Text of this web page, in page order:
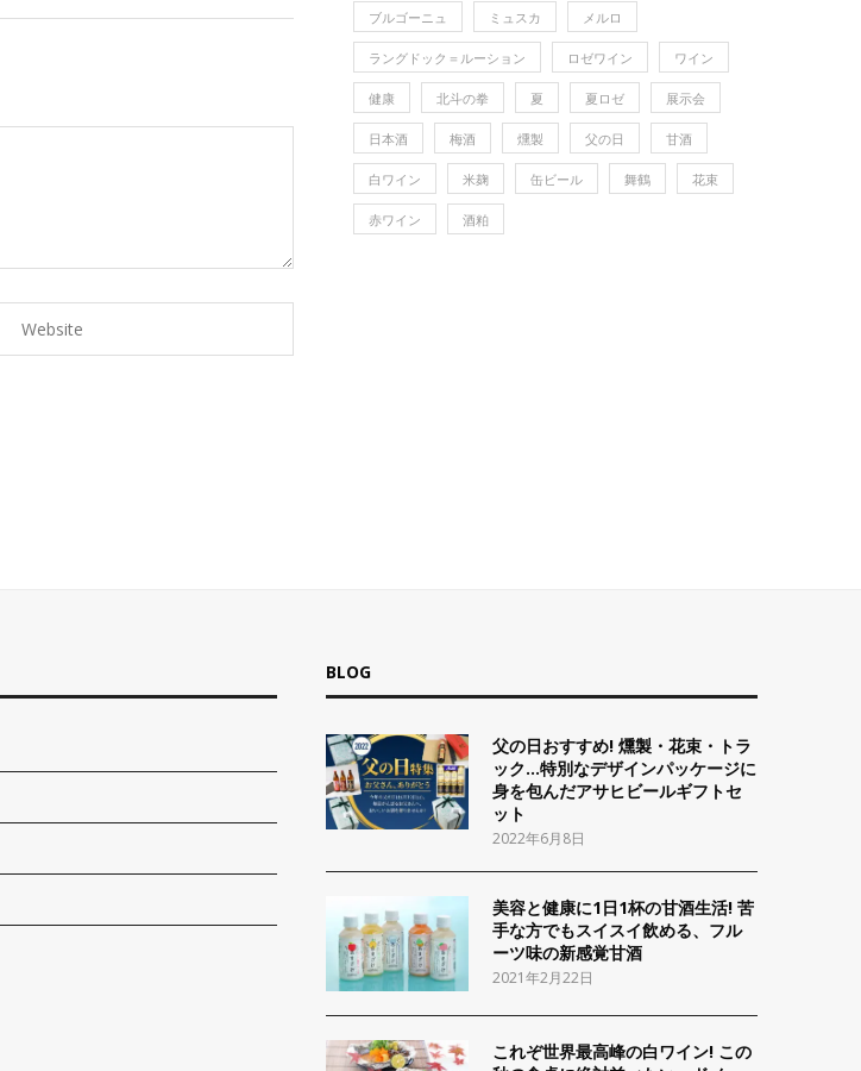
ブルゴーニュ ミュスカ メルロ
ラングドック＝ルーション ロゼワイン ワイン
健康 北斗の拳 夏 夏ロゼ 展示会
日本酒 梅酒 燻製 父の日 甘酒
白ワイン 米麹 缶ビール 舞鶴 花束
赤ワイン 酒粕
BLOG
父の日おすすめ! 燻製・花束・トラ
ック…特別なデザインパッケージに
身を包んだアサヒビールギフトセ
ット
2022年6月8日
美容と健康に1日1杯の甘酒生活! 苦
手な方でもスイスイ飲める、フル
ーツ味の新感覚甘酒
2021年2月22日
これぞ世界最高峰の白ワイン! この